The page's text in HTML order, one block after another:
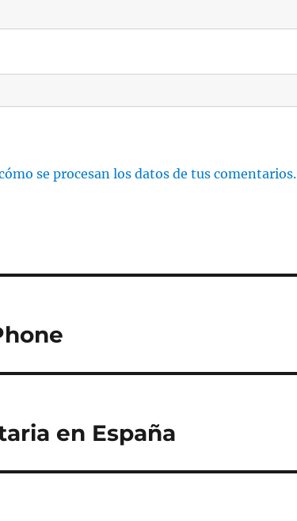
se procesan los datos de tus comentarios.
en España